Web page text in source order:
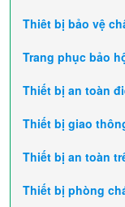
Thiêt bị bảo vệ
Trang phục bảo
Thiết bị an toàn
Thiết bị giao
Thiết bị an toàn
Thiết bị phòng